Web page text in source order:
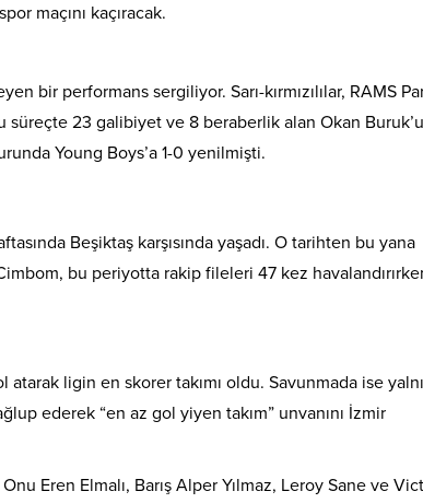
maçını kaçıracak.
bir performans sergiliyor. Sarı-kırmızılılar, RAMS
süreçte 23 galibiyet ve 8 beraberlik alan Okan
Young Boys’a 1-0 yenilmişti.
Beşiktaş karşısında yaşadı. O tarihten bu yana
bu periyotta rakip fileleri 47 kez
ligin en skorer takımı oldu. Savunmada ise
ederek “en az gol yiyen takım” unvanını İzmir
Eren Elmalı, Barış Alper Yılmaz, Leroy Sane ve